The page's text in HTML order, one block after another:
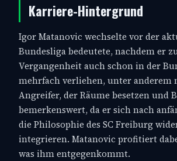
Karriere-Hintergrund
Igor Matanovic wechselte vor der
Bundesliga bedeutete, nachdem er
Vergangenheit auch schon in der
mehrfach verliehen, unter anderem
Angreifer, der Räume besetzen und
bemerkenswert, da er sich nach
die Philosophie des SC Freiburg
integrieren. Matanovic profitiert
was ihm entgegenkommt.